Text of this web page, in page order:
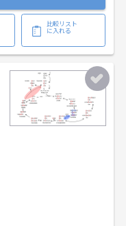
比較リスト
に入れる